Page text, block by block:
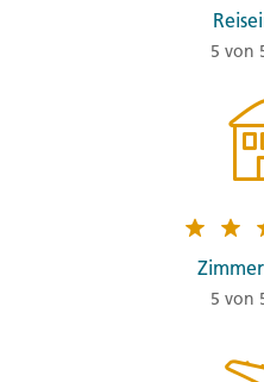
5 von
5 von